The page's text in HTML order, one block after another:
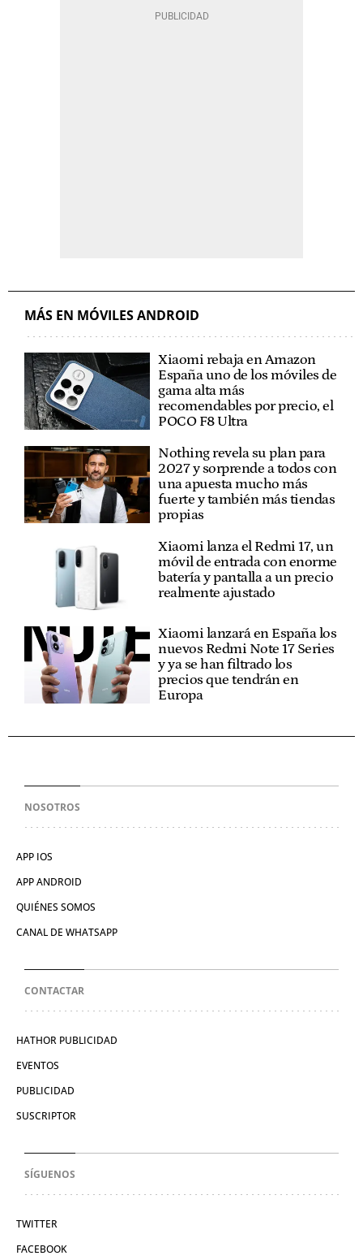
MÁS EN MÓVILES ANDROID
Xiaomi rebaja en Amazon
España uno de los móviles de
gama alta más
recomendables por precio, el
POCO F8 Ultra
Nothing revela su plan para
2027 y sorprende a todos con
una apuesta mucho más
fuerte y también más tiendas
propias
Xiaomi lanza el Redmi 17, un
móvil de entrada con enorme
batería y pantalla a un precio
realmente ajustado
Xiaomi lanzará en España los
nuevos Redmi Note 17 Series
y ya se han filtrado los
precios que tendrán en
Europa
NOSOTROS
APP IOS
APP ANDROID
QUIÉNES SOMOS
CANAL DE WHATSAPP
CONTACTAR
HATHOR PUBLICIDAD
EVENTOS
PUBLICIDAD
SUSCRIPTOR
SÍGUENOS
TWITTER
FACEBOOK